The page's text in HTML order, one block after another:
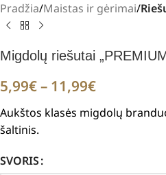
Pradžia Maistas ir gėrimai
Migdolų riešutai
5,99€– 11,99€
Aukštos klasės migdolų
šaltinis.
SVORIS